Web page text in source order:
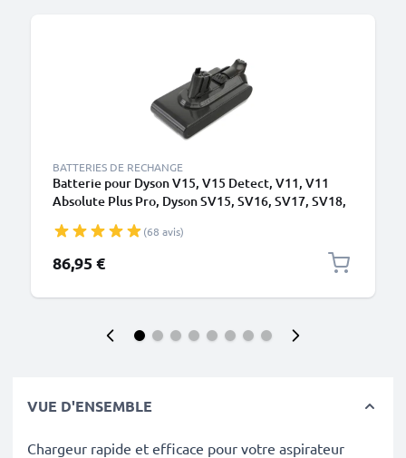
BATTERIES DE RECHANGE
Batterie pour Dyson V15, V15 Detect, V11, V11
Absolute Plus Pro, Dyson SV15, SV16, SV17, SV18,
CELLONIC
(68 avis)
86,95 €
VUE D'ENSEMBLE
Chargeur rapide et efficace pour votre aspirateur